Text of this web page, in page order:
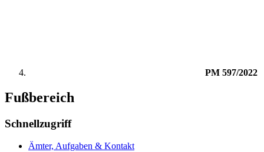
PM 597/2022
Fußbereich
Schnellzugriff
Ämter, Aufgaben & Kontakt